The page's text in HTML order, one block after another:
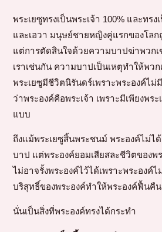
พระเยซูทรงเป็นพระเจ้า 100% และทร
และเอวา มนุษย์ชายหญิงคู่แรกของโล
แต่การตัดสินใจด้วยความบาปฆ่าพวก
เราเช่นกัน ความบาปเป็นเหตุทำให้พว
พระเยซูมีชีวิตนิรันดร์เพราะพระองค์ไม่
ว่าพระองค์คือพระเจ้า เพราะมีเพียงพร
แบบ
ถึงแม้พระเยซูสิ้นพระชนม์ พระองค์ไม่
บาป แต่พระองค์ยอมเสียสละชีวิตของพ
ไม่อาจรั้งพระองค์ไว้ได้เพราะพระองค์
บริสุทธิ์ของพระองค์ทำให้พระองค์ฟื้นคื
นั่นเป็นสิ่งที่พระองค์ทรงได้กระทำ